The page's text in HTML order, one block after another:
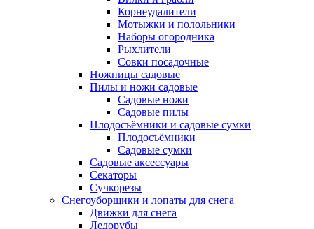
Корнеудалители
Мотыжки и полольники
Наборы огородника
Рыхлители
Совки посадочные
Ножницы садовые
Пилы и ножи садовые
Садовые ножи
Садовые пилы
Плодосъёмники и садовые сумки
Плодосъёмники
Садовые сумки
Садовые аксессуары
Секаторы
Сучкорезы
Снегоуборщики и лопаты для снега
Движки для снега
Ледорубы